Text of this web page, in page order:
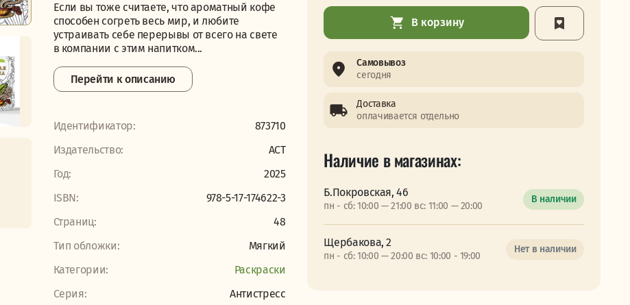
Если вы тоже считаете, что ароматный кофе
способен согреть весь мир, и любите
устраивать себе перерывы от всего на свете
в компании с этим напитком...
Перейти к описанию
Идентификатор:
873710
Издательство:
АСТ
Год:
2025
ISBN:
978-5-17-174622-3
Страниц:
48
Тип обложки:
Мягкий
Категории:
Раскраски
Серия:
Антистресс
В корзину
Самовывоз
сегодня
Доставка
оплачивается отдельно
Наличие в магазинах:
Б.Покровская, 46
пн - сб: 10:00 — 21:00 вс: 11:00 — 20:00
В наличии
Щербакова, 2
пн - сб: 10:00 — 20:00 вс: 10:00 - 19:00
Нет в наличии